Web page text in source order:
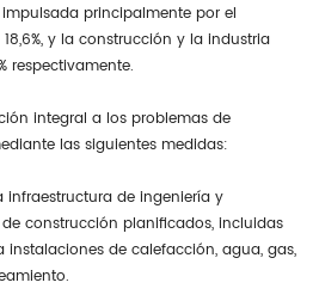
principalmente por el
y la construcción y la industria
respectivamente.
integral a los problemas de
las siguientes medidas:
infraestructura de ingeniería y
construcción planificados, incluidas
instalaciones de calefacción, agua, gas,